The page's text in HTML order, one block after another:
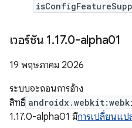
เวอร์ชัน 1.17.0-alpha01
19 พฤษภาคม 2026
ระบบจะถอนการอ้าง
สิทธิ์
1.17.0-alpha01 มีการเปลี่ยนแป